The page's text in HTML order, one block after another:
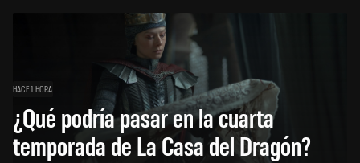
HACE 1 HORA
¿Qué podría pasar en la cuarta
temporada de La Casa del Dragón?